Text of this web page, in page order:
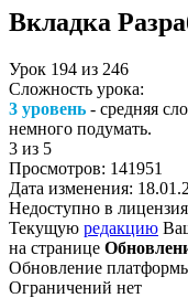
Вкладка
Урок 194 из 246
Сложность урока:
3 уровень - средняя
немного подумать.
3 из 5
Просмотров: 141951
Дата изменения:
Недоступно в
Текущую редакцию
на странице
Обновление
Ограничений нет